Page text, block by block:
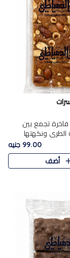
تجمع بين
الطري ونكهتها
بتشكيلة مختارة من
والمكسرات الفاخرة.
القوام ..
99.00 جنيه
أضف